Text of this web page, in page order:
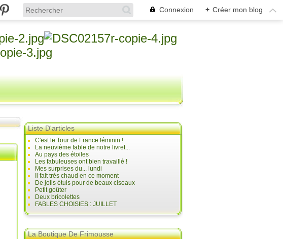
Connexion + Créer mon blog
Liste D'articles
C'est le Tour de France féminin !
La neuvième fable de notre livret...
Au pays des étoiles
Les fabuleuses ont bien travaillé !
Mes surprises du... lundi
Il fait très chaud en ce moment
De jolis étuis pour de beaux ciseaux
Petit goûter
Deux bricolettes
FABLES CHOISIES : JUILLET
La Boutique De Frimousse